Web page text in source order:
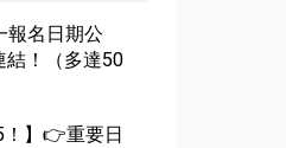
報名日期公
結！（多達50
！】👉重要日